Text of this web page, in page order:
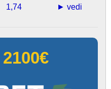
1,74 ► vedi